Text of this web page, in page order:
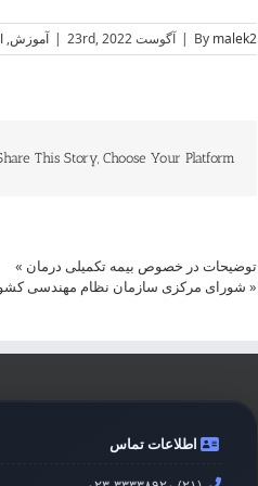
By malek2
| آگوست 23rd, 2022 | آموزش,
This Story, Choose Your Platform!
توضیحات در خصوص بیمه تکمیلی درمان »
« شورای مرکزی سازمان نظام مهندسی
اطلاعات تماس